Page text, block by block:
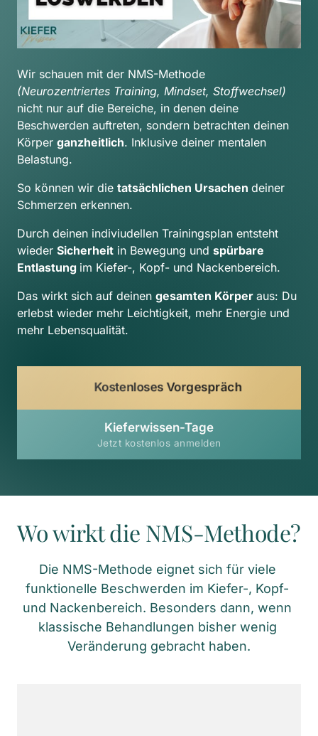
nicht nur auf die Bereiche, in denen deine
Beschwerden auftreten, sondern betrachten deinen
Körper ganzheitlich. Inklusive deiner mentalen
Belastung.
So können wir die tatsächlichen Ursachen deiner
Schmerzen erkennen.
Durch deinen indiviudellen Trainingsplan entsteht
wieder Sicherheit in Bewegung und spürbare
Entlastung im Kiefer-, Kopf- und Nackenbereich.
Das wirkt sich auf deinen gesamten Körper aus: Du
erlebst wieder mehr Leichtigkeit, mehr Energie und
mehr Lebensqualität.
Kostenloses Vorgespräch
Kieferwissen-Tage
Jetzt kostenlos anmelden
Wo wirkt die NMS-Methode?
Die NMS-Methode eignet sich für viele
funktionelle Beschwerden im Kiefer-, Kopf-
und Nackenbereich. Besonders dann, wenn
klassische Behandlungen bisher wenig
Veränderung gebracht haben.